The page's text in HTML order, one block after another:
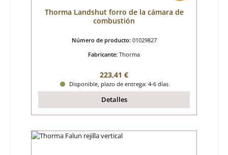
Thorma Landshut forro de la cámara de
combustión
Número de producto: 01029827
Fabricante: Thorma
Precio normal:
223,41 €
Disponible, plazo de entrega: 4-6 días
Detalles